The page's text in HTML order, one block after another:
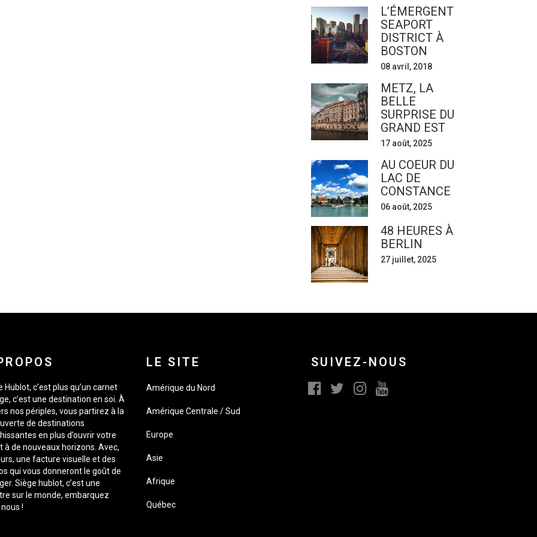
L’ÉMERGENT
SEAPORT
DISTRICT À
BOSTON
08 avril, 2018
METZ, LA
BELLE
SURPRISE DU
GRAND EST
17 août, 2025
AU COEUR DU
LAC DE
CONSTANCE
06 août, 2025
48 HEURES À
BERLIN
27 juillet, 2025
Hublot, c’est plus qu’un carnet
c’est une destination en soi. À
nos périples, vous partirez à la
de destinations
en plus d’ouvrir votre
à de nouveaux horizons. Avec,
une facture visuelle et des
qui vous donneront le goût de
Siège hublot, c’est une
sur le monde, embarquez
!
LE SITE
Amérique du Nord
Amérique Centrale / Sud
Europe
Asie
Afrique
Québec
SUIVEZ-NOUS